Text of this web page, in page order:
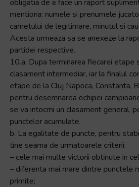
obligatia de a face un raport
mentiona: numele si prenumele
carnetului de legitimare, minutul si
Acesta urmeaza sa se anexeze la
partidei respective.
10.a. Dupa terminarea fiecarei etape
clasament intermediar, iar la finalul
etape de la Cluj Napoca, Constanta,
pentru desemnarea echipei
se va intocmi un clasament general,
punctelor acumulate.
b. La egalitate de puncte, pentru
tine seama de urmatoarele criterii:
– cele mai multe victorii obtinute in
– diferenta mai mare dintre punctele
primite;